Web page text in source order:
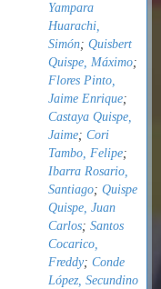
Yampara
Huarachi,
Simón; Quisbert
Quispe, Máximo;
Flores Pinto,
Jaime Enrique;
Castaya Quispe,
Jaime; Cori
Tambo, Felipe;
Ibarra Rosario,
Santiago; Quispe
Quispe, Juan
Carlos; Santos
Cocarico,
Freddy; Conde
López, Secundino